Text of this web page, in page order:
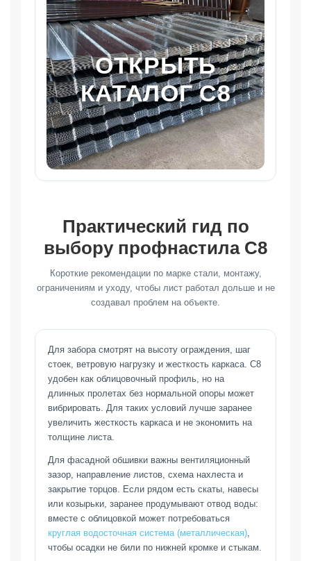
ОТКРЫТЬ
КАТАЛОГ С8
Практический гид по
выбору профнастила С8
Короткие рекомендации по марке стали, монтажу,
ограничениям и уходу, чтобы лист работал дольше и не
создавал проблем на объекте.
Для забора смотрят на высоту ограждения, шаг
стоек, ветровую нагрузку и жесткость каркаса. С8
удобен как облицовочный профиль, но на
длинных пролетах без нормальной опоры может
вибрировать. Для таких условий лучше заранее
увеличить жесткость каркаса и не экономить на
толщине листа.
Для фасадной обшивки важны вентиляционный
зазор, направление листов, схема нахлеста и
закрытие торцов. Если рядом есть скаты, навесы
или козырьки, заранее продумывают отвод воды:
вместе с облицовкой может потребоваться
круглая водосточная система (металлическая)
чтобы осадки не били по нижней кромке и стыкам.